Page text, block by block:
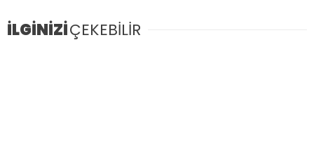
İLGİNİZİÇEKEBİLİR